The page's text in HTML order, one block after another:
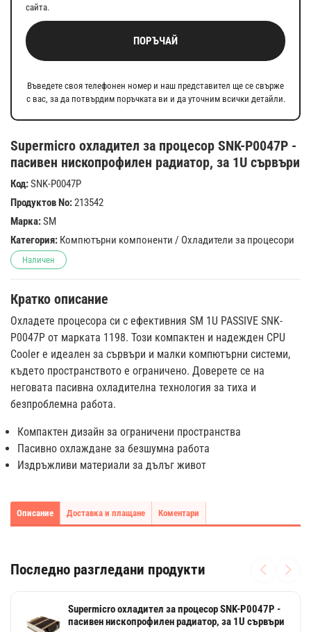
Supermicro охладител за процесор SNK-P0047P -
пасивен нископрофилен радиатор, за 1U сървъри
Код:SNK-P0047P
Продуктов No:213542
Марка:SM
Категория: Компютърни компоненти / Охладители за процесори
Наличен
Кратко описание
Охладете процесора си с ефективния SM 1U PASSIVE SNK-
P0047P от марката 1198. Този компактен и надежден CPU
Cooler е идеален за сървъри и малки компютърни системи,
където пространството е ограничено. Доверете се на
неговата пасивна охладителна технология за тиха и
безпроблемна работа.
Компактен дизайн за ограничени пространства
Пасивно охлаждане за безшумна работа
Издръжливи материали за дълъг живот
сайта.
ПОРЪЧАЙ
Въведете своя телефонен номер и наш представител ще се свърже
с вас, за да потвърдим поръчката ви и да уточним всички детайли.
Описание Доставка и плащане Коментари
Последно разгледани продукти
Supermicro охладител за процесор SNK-P0047P -
пасивен нископрофилен радиатор, за 1U сървъри